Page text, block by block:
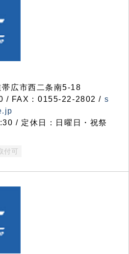
広市西二条南5-18
/ FAX：0155-22-2802 / s
/ 定休日：日曜日・祝祭
付可